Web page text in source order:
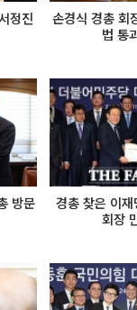
정진
손경식 경총 회
법 통
방문
경총 찾은 이
회장